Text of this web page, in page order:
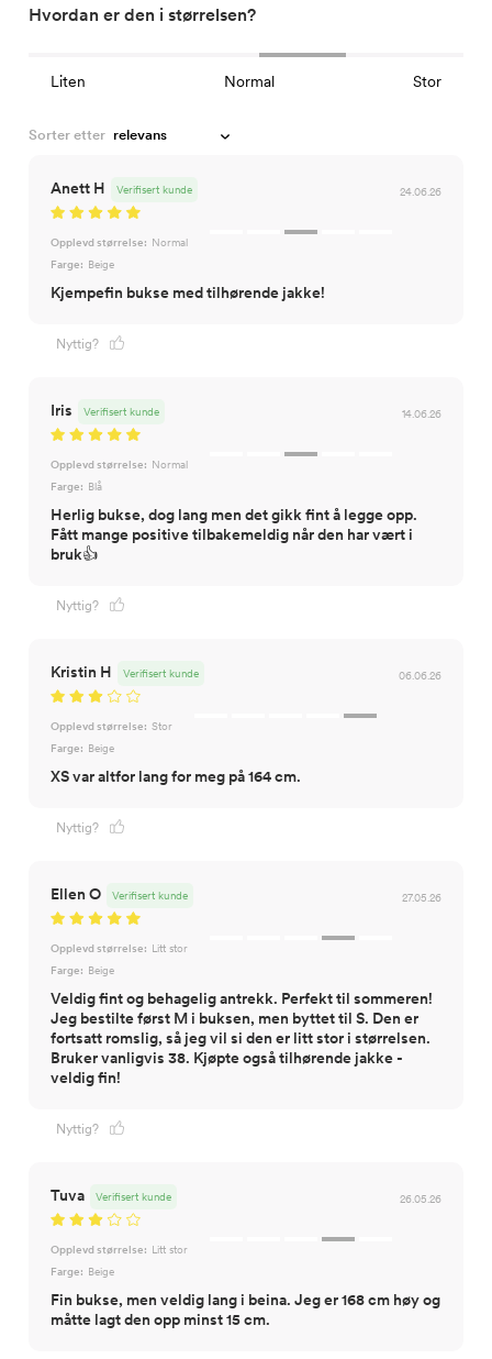
Hvordan er den i størrelsen?
Liten Normal Stor
Sorter etter
Anett H 24.06.26
Verifisert kunde
Opplevd størrelse: Normal
Farge: Beige
Kjempefin bukse med tilhørende jakke!
Nyttig?
Iris 14.06.26
Verifisert kunde
Opplevd størrelse: Normal
Farge: Blå
Herlig bukse, dog lang men det gikk fint å legge opp.
Fått mange positive tilbakemeldig når den har vært i
bruk👍
Nyttig?
Kristin H 06.06.26
Verifisert kunde
Opplevd størrelse: Stor
Farge: Beige
XS var altfor lang for meg på 164 cm.
Nyttig?
Ellen O 27.05.26
Verifisert kunde
Opplevd størrelse: Litt stor
Farge: Beige
Veldig fint og behagelig antrekk. Perfekt til sommeren!
Jeg bestilte først M i buksen, men byttet til S. Den er
fortsatt romslig, så jeg vil si den er litt stor i størrelsen.
Bruker vanligvis 38. Kjøpte også tilhørende jakke -
veldig fin!
Nyttig?
Tuva 26.05.26
Verifisert kunde
Opplevd størrelse: Litt stor
Farge: Beige
Fin bukse, men veldig lang i beina. Jeg er 168 cm høy og
måtte lagt den opp minst 15 cm.